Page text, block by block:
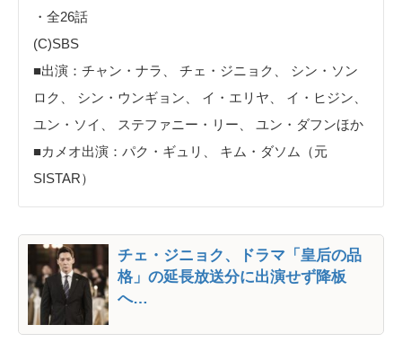
・全26話
(C)SBS
■出演：チャン・ナラ、 チェ・ジニョク、 シン・ソン
ロク、 シン・ウンギョン、 イ・エリヤ、 イ・ヒジン、
ユン・ソイ、 ステファニー・リー、 ユン・ダフンほか
■カメオ出演：パク・ギュリ、 キム・ダソム（元
SISTAR）
チェ・ジニョク、ドラマ「皇后の品
格」の延長放送分に出演せず降板
へ…